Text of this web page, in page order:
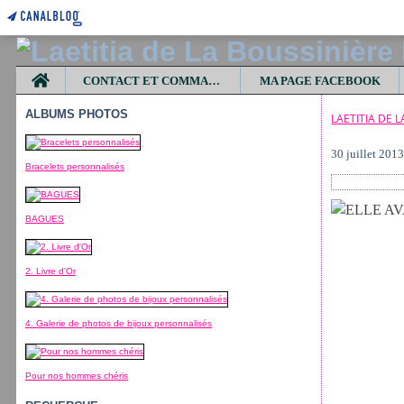
Home
CONTACT ET COMMANDES MA PAGE FACEBOOK
ALBUMS PHOTOS
Bracelets personnalisés
BAGUES
2. Livre d'Or
4. Galerie de photos de bijoux personnalisés
Pour nos hommes chéris
LAETITIA DE
30 juillet 2013